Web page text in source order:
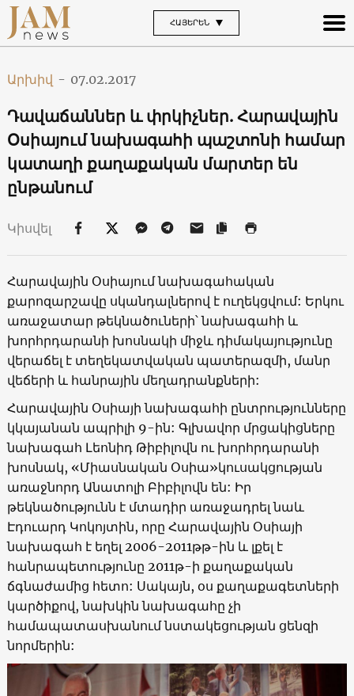
ՀԱՅԵՐԵՆ
Արխիվ - 07.02.2017
Դավաճաններ և փրկիչներ. Հարավային
Օսիայում նախագահի պաշտոնի համար
կատաղի քաղաքական մարտեր են
ընթանում
Կիսվել
Հարավային Օսիայում նախագահական
քարոզարշավը սկանդալներով է ուղեկցվում: Երկու
առաջատար թեկնածուների՝ նախագահի և
խորհրդարանի խոսնակի միջև դիմակայությունը
վերաճել է տեղեկատվական պատերազմի, մանր
վեճերի և հանրային մեղադրանքների:
Հարավային Օսիայի նախագահի ընտրությունները
կկայանան ապրիլի 9-ին: Գլխավոր մրցակիցները
նախագահ Լեոնիդ Թիբիլովն ու խորհրդարանի
խոսնակ, «Միասնական Օսիա»կուսակցության
առաջնորդ Անատոլի Բիբիլովն են: Իր
թեկնածությունն է մտադիր առաջադրել նաև
Էդուարդ Կոկոյտին, որը Հարավային Օսիայի
նախագահ է եղել 2006-2011թթ-ին և լքել է
հանրապետությունը 2011թ-ի քաղաքական
ճգնաժամից հետո: Սակայն, օս քաղաքագետների
կարծիքով, նախկին նախագահը չի
համապատասխանում նստակեցության ցենզի
նորմերին: